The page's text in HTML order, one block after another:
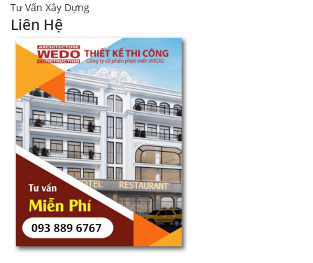
Tư Vấn Xây Dựng
Liên Hệ